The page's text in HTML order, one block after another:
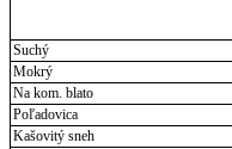
Suchý
Mokrý
Na kom. blato
Poľadovica
Kašovitý sneh